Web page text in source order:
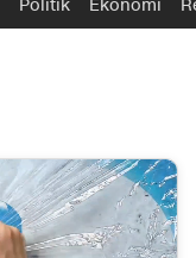
Politik Ekonomi